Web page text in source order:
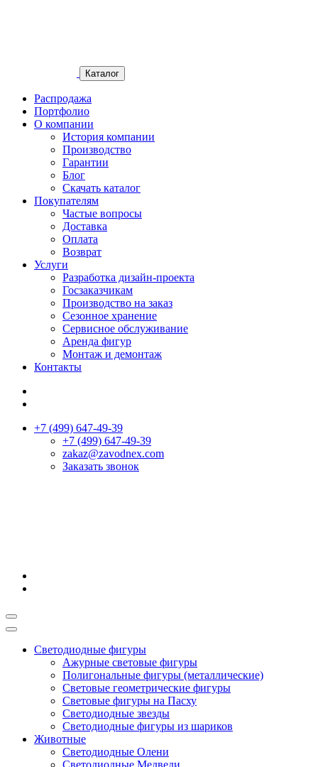
Каталог
Распродажа
Портфолио
О компании
История компании
Производство
Гарантии
Блог
Скачать каталог
Покупателям
Частые вопросы
Доставка
Оплата
Возврат
Услуги
Разработка дизайн-проекта
Госзаказчикам
Производство на заказ
Сезонное хранение
Сервисное обслуживание
Аренда фигур
Монтаж и демонтаж
Контакты
+7 (499) 647-49-39
+7 (499) 647-49-39
zakaz@zavodnex.сom
Заказать звонок
Светодиодные фигуры
Ажурные световые фигуры
Полигональные фигуры (металлические)
Световые геометрические фигуры
Световые фигуры на Пасху
Светодиодные звезды
Светодиодные фигуры из шариков
Животные
Светодиодные Олени
Светодиодные Медведи